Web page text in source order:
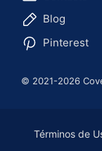
Blog
Pinterest
© 2021-2026
Términos de